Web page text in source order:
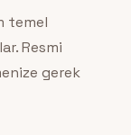
temel
Resmi
gerek